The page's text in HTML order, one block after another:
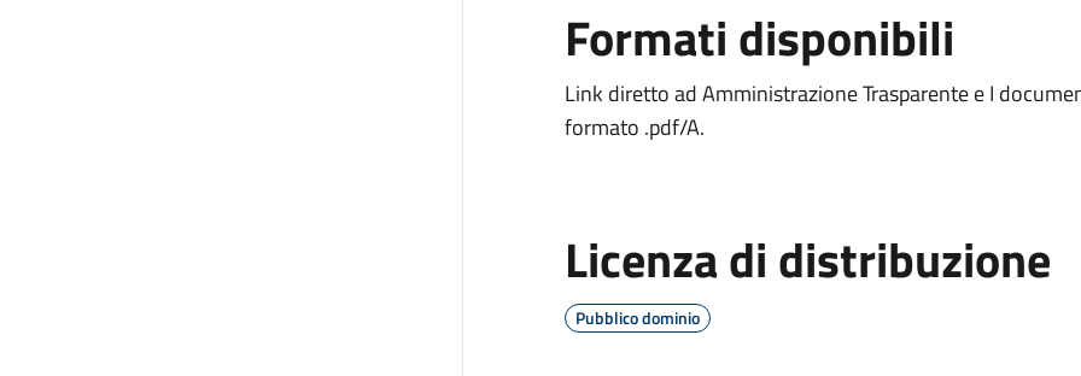
Formati disponibili
Link diretto ad Amministrazione Trasparente e I
formato .pdf/A.
Licenza di distribuzione
Pubblico dominio